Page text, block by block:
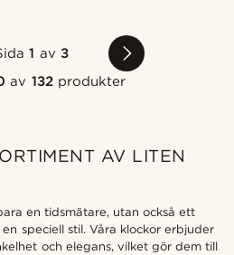
1 av 3
av 132produkter
AV LITEN
en tidsmätare, utan också ett
speciell stil. Våra klockor erbjuder
och elegans, vilket gör dem till